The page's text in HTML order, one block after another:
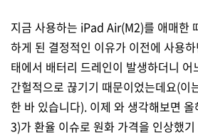
지금 사용하는 iPad Air(M2)를 애매한
하게 된 결정적인 이유가 이전에 사용
태에서 배터리 드레인이 발생하더니
간헐적으로 끊기기 때문이었는데요(이
한 바 있습니다). 이제 와 생각해보면
3)가 환율 이슈로 원화 가격을 인상했